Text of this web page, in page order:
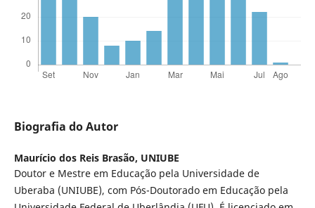
Biografia do Autor
Maurício dos Reis Brasão, UNIUBE
Doutor e Mestre em Educação pela Universidade de
Uberaba (UNIUBE), com Pós-Doutorado em Educação pela